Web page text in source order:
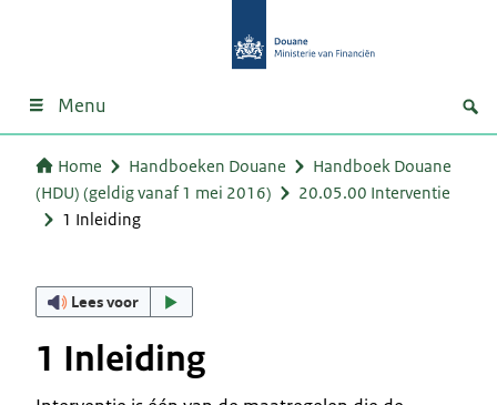
Menu
Home Handboeken Douane
Handboek Douane
(HDU) (geldig vanaf 1 mei 2016)
20.05.00 Interventie
1 Inleiding
Lees voor
1 Inleiding